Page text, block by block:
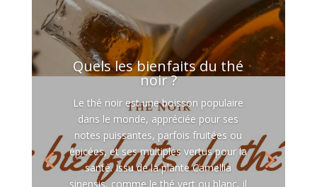
Quels les bienfaits du thé
noir ?
Le thé noir est une boisson populaire
dans le monde, appréciée pour ses
notes puissantes, parfois fruitées ou
épicées, et ses multiples vertus pour la
santé. Issu de la plante Camellia
sinensis, comme le thé vert ou blanc, il